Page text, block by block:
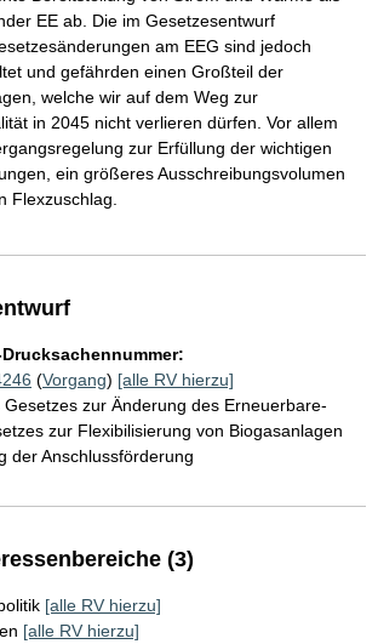
EE ab. Die im Gesetzesentwurf
am EEG sind jedoch
und gefährden einen Großteil der
welche wir auf dem Weg zur
in 2045 nicht verlieren dürfen. Vor allem
zur Erfüllung der wichtigen
ein größeres Ausschreibungsvolumen
Flexzuschlag.
(Vorgang) [alle RV hierzu]
Gesetzes zur Änderung des Erneuerbare-
zur Flexibilisierung von Biogasanlagen
der Anschlussförderung
(3)
[alle RV hierzu]
[alle RV hierzu]